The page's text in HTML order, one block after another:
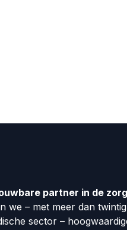
partner in de
we – met meer dan
sector –